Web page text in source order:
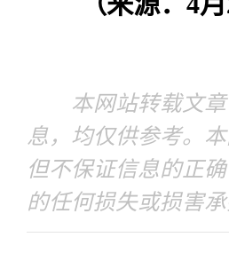
本网站转载文章
息，均仅供参考。
但不保证信息的正
的任何损失或损害承